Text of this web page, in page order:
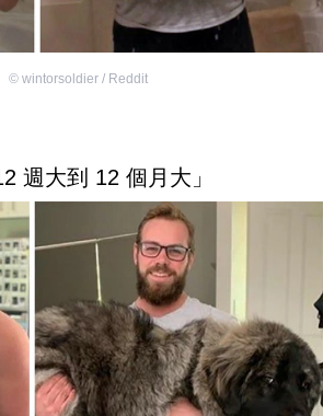
© wintorsoldier / Reddit
週大到 12 個月大」